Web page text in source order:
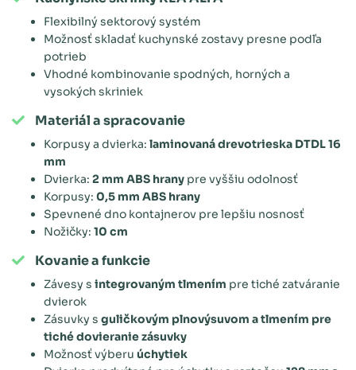
Flexibilný sektorový systém
Možnosť skladať kuchynské zostavy presne podľa
potrieb
Vhodné kombinovanie spodných, horných a
vysokých skriniek
Materiál a spracovanie
Korpusy a dvierka: laminovaná drevotrieska DTDL 16
mm
Dvierka: 2 mm ABS hrany pre vyššiu odolnosť
Korpusy: 0,5 mm ABS hrany
Spevnené dno kontajnerov pre lepšiu nosnosť
Nožičky: 10 cm
Kovanie a funkcie
Závesy s integrovaným tlmením pre tiché zatváranie
dvierok
Zásuvky s guličkovým plnovýsuvom a tlmením pre
tiché dovieranie zásuvky
Možnosť výberu úchytiek